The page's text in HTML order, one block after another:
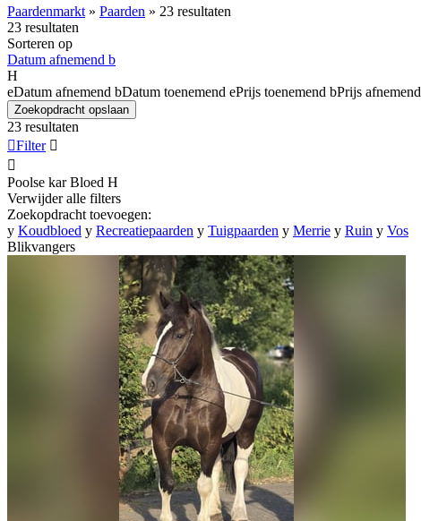
Paardenmarkt » Paarden » 23 resultaten
23 resultaten
Sorteren op
Datum afnemend b
H
eDatum afnemend bDatum toenemend ePrijs toenemend bPrijs afnemend
Zoekopdracht opslaan
23 resultaten
Filter 

Poolse kar Bloed H
Verwijder alle filters
Zoekopdracht toevoegen:
y Koudbloed y Recreatiepaarden y Tuigpaarden y Merrie y Ruin y Vos
Blikvangers